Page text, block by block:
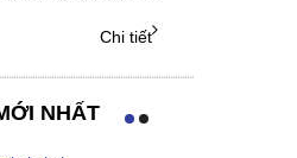
Chi tiết
NHẤT